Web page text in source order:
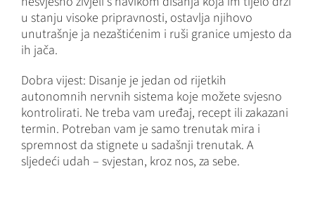
u stanju visoke pripravnosti, ostavlja njihovo
unutrašnje ja nezaštićenim i ruši granice umjesto da
ih jača.
Dobra vijest: Disanje je jedan od rijetkih
autonomnih nervnih sistema koje možete svjesno
kontrolirati. Ne treba vam uređaj, recept ili zakazani
termin. Potreban vam je samo trenutak mira i
spremnost da stignete u sadašnji trenutak. A
sljedeći udah – svjestan, kroz nos, za sebe.